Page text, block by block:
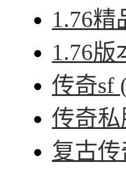
1.76精
1.76版
传奇sf
传奇私
复古传